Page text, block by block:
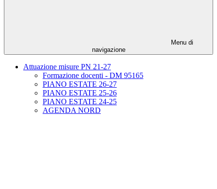
Menu di
navigazione
Attuazione misure PN 21-27
Formazione docenti - DM 95165
PIANO ESTATE 26-27
PIANO ESTATE 25-26
PIANO ESTATE 24-25
AGENDA NORD